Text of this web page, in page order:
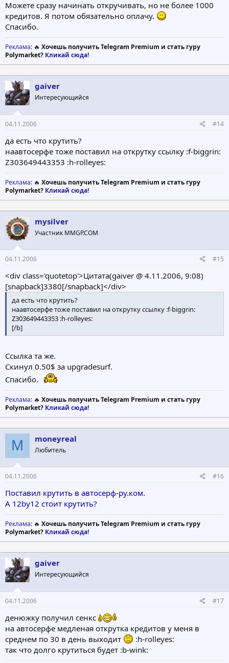
Можете сразу начинать откручивать, но не более 1000
кредитов. Я потом обязательно оплачу.
Спасибо.
Реклама: 🔥 Хочешь получить Telegram Premium и стать гуру
Polymarket? Кликай сюда!
gaiver
Интересующийся
04.11.2006 #14
да есть что крутить?
наавтосерфе тоже поставил на открутку ссылку :f-biggrin:
Z303649443353 :h-rolleyes:
Реклама: 🔥 Хочешь получить Telegram Premium и стать гуру
Polymarket? Кликай сюда!
mysilver
Участник MMGP.COM
04.11.2006 #15
<div class='quotetop'>Цитата(gaiver @ 4.11.2006, 9:08)
[snapback]3380[/snapback]</div>
да есть что крутить?
наавтосерфе тоже поставил на открутку ссылку :f-biggrin:
Z303649443353 :h-rolleyes:
[/b]
Ссылка та же.
Скинул 0.50$ за upgradesurf.
Спасибо.
Реклама: 🔥 Хочешь получить Telegram Premium и стать гуру
Polymarket? Кликай сюда!
M moneyreal
Любитель
04.11.2006 #16
Поставил крутить в автосерф-ру.ком.
А 12by12 стоит крутить?
Реклама: 🔥 Хочешь получить Telegram Premium и стать гуру
Polymarket? Кликай сюда!
gaiver
Интересующийся
04.11.2006 #17
денюжку получил сенкс
на автосерфе медленая открутка кредитов у меня в
среднем по 30 в день выходит
:h-rolleyes:
так что долго крутиться будет :b-wink: